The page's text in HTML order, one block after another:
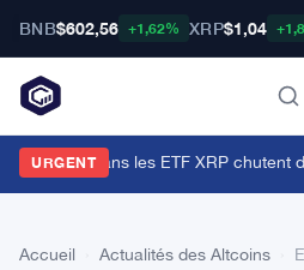
BNB$602,56 +1,62% XRP$1,04
URGENT
entrées dans les ETF XRP chutent
Accueil Actualités des Altcoins